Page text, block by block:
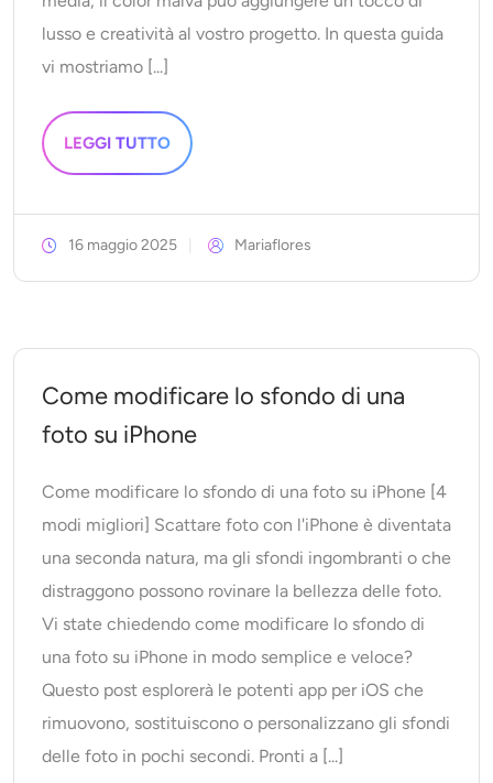
lusso e creatività al vostro progetto. In questa guida
vi mostriamo [...]
LEGGI TUTTO
16 maggio 2025 Mariaflores
Come modificare lo sfondo di una
foto su iPhone
Come modificare lo sfondo di una foto su iPhone [4
modi migliori] Scattare foto con l'iPhone è diventata
una seconda natura, ma gli sfondi ingombranti o che
distraggono possono rovinare la bellezza delle foto.
Vi state chiedendo come modificare lo sfondo di
una foto su iPhone in modo semplice e veloce?
Questo post esplorerà le potenti app per iOS che
rimuovono, sostituiscono o personalizzano gli sfondi
delle foto in pochi secondi. Pronti a [...]